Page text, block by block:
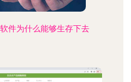
件为什么能够生存下去